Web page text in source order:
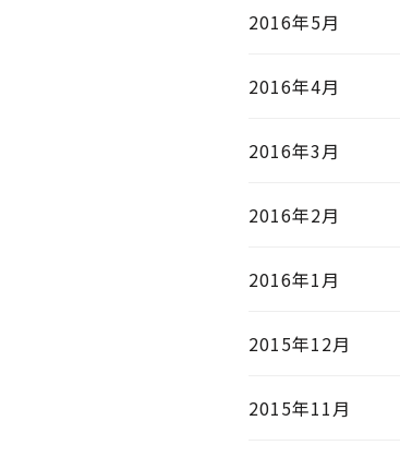
2016年5月
2016年4月
2016年3月
2016年2月
2016年1月
2015年12月
2015年11月